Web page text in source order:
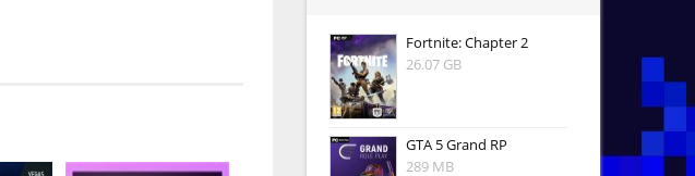
Fortnite: Chapter 2
26.07 GB
GTA 5 Grand RP
289 MB